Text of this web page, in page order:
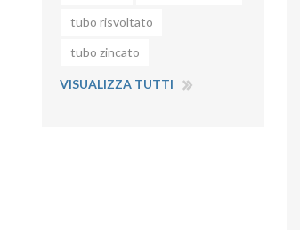
tubo risvoltato
tubo zincato
VISUALIZZA TUTTI